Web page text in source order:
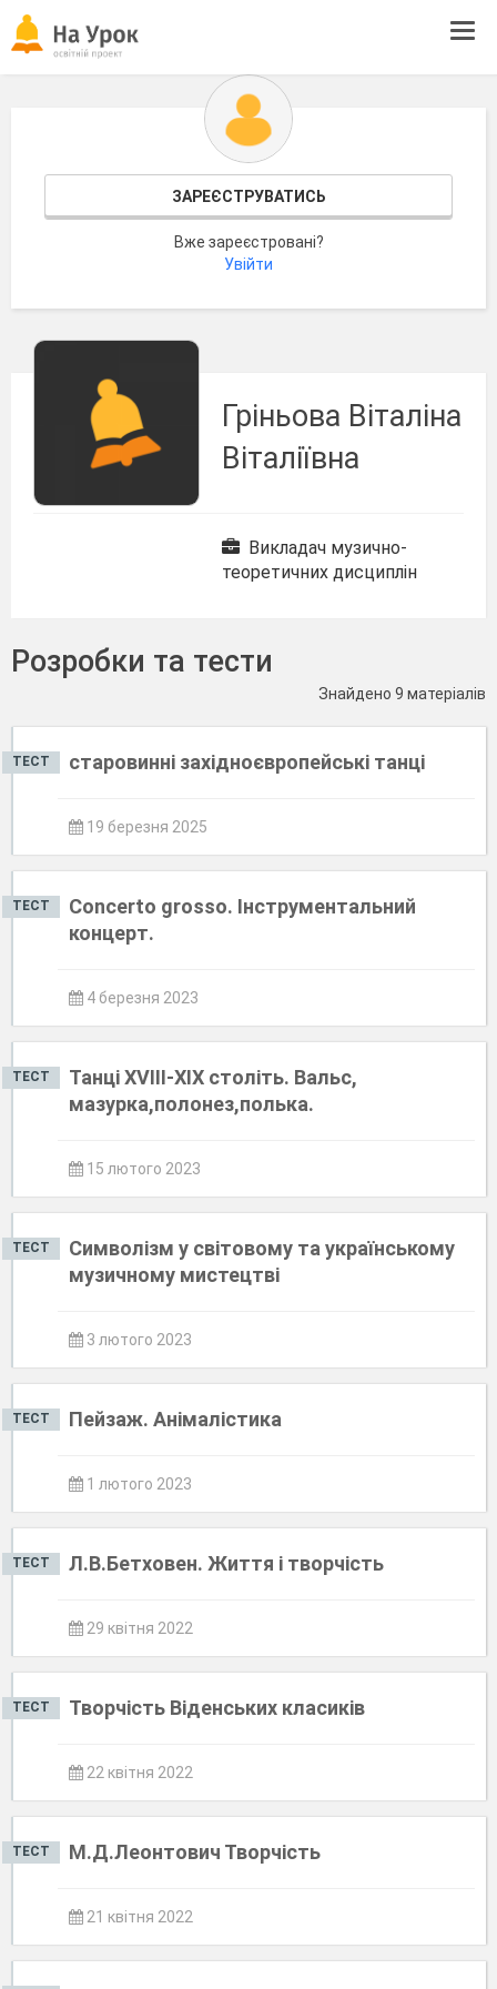
ЗАРЕЄСТРУВАТИСЬ
Вже зареєстровані?
Увійти
Гріньова Віталіна
Віталіївна
Викладач музично-
теоретичних дисциплін
Розробки та тести
Знайдено 9 матеріалів
ТЕСТ старовинні західноєвропейські танці
19 березня 2025
ТЕСТ
Concerto grosso. Інструментальний
концерт.
4 березня 2023
ТЕСТ
Танці XVIII-XIX століть. Вальс,
мазурка,полонез,полька.
15 лютого 2023
ТЕСТ
Символізм у світовому та українському
музичному мистецтві
3 лютого 2023
ТЕСТ Пейзаж. Анімалістика
1 лютого 2023
ТЕСТ Л.В.Бетховен. Життя і творчість
29 квітня 2022
ТЕСТ Творчість Віденських класиків
22 квітня 2022
ТЕСТ М.Д.Леонтович Творчість
21 квітня 2022